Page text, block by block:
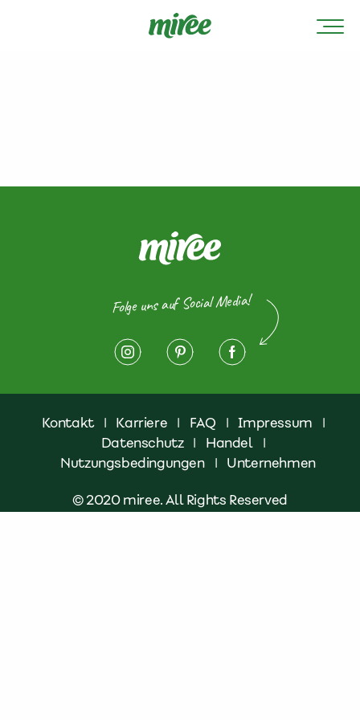
Folge uns auf Social Media!
Kontakt | Karriere | FAQ | Impressum
|
Datenschutz | Handel
|
Nutzungsbedingungen
| Unternehmen
© 2020 miree. All Rights Reserved